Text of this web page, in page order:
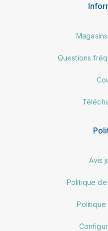
Questions
Avis
Politique